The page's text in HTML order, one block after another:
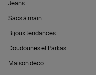
Jeans
Sacs à main
Bijoux tendances
Doudounes et Parkas
Maison déco